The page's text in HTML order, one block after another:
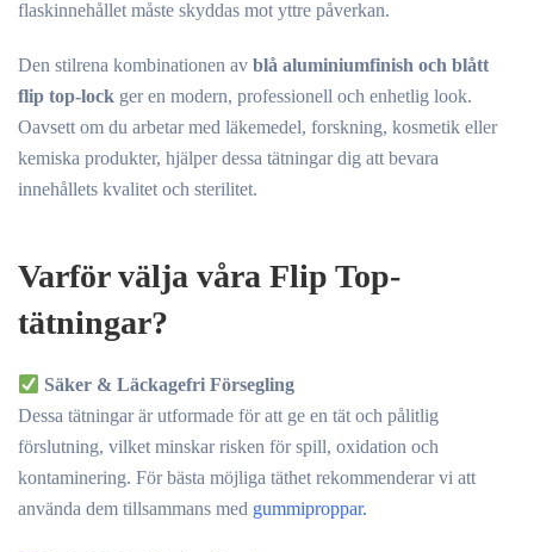
flaskinnehållet måste skyddas mot yttre påverkan.
Den stilrena kombinationen av blå aluminiumfinish och blått
flip top-lock ger en modern, professionell och enhetlig look.
Oavsett om du arbetar med läkemedel, forskning, kosmetik eller
kemiska produkter, hjälper dessa tätningar dig att bevara
innehållets kvalitet och sterilitet.
Varför välja våra Flip Top-
tätningar?
Säker & Läckagefri Försegling
Dessa tätningar är utformade för att ge en tät och pålitlig
förslutning, vilket minskar risken för spill, oxidation och
kontaminering. För bästa möjliga täthet rekommenderar vi att
använda dem tillsammans med gummiproppar.